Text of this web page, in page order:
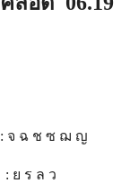
จ ฉ ช ซ ฌ ญ
ย ร ล ว